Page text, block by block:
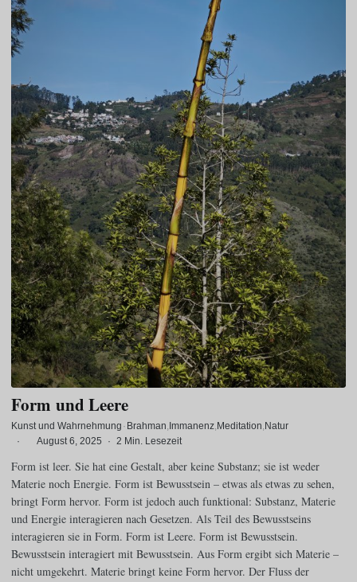
Form und Leere
Kunst und Wahrnehmung · Brahman Immanenz Meditation Natur
·
August 6, 2025 · 2 Min. Lesezeit
Form ist leer. Sie hat eine Gestalt, aber keine Substanz; sie ist weder
Materie noch Energie. Form ist Bewusstsein – etwas als etwas zu sehen,
bringt Form hervor. Form ist jedoch auch funktional: Substanz, Materie
und Energie interagieren nach Gesetzen. Als Teil des Bewusstseins
interagieren sie in Form. Form ist Leere. Form ist Bewusstsein.
Bewusstsein interagiert mit Bewusstsein. Aus Form ergibt sich Materie –
nicht umgekehrt. Materie bringt keine Form hervor. Der Fluss der